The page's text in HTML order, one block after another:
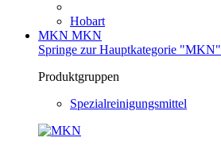
Hobart
MKN MKN
Springe zur Hauptkategorie "MKN"
Produktgruppen
Spezialreinigungsmittel